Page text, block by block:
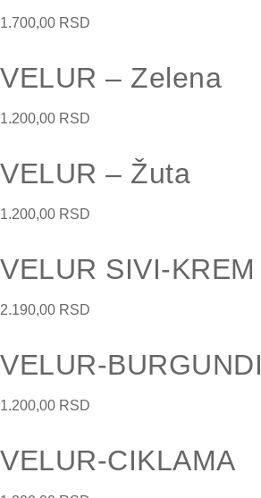
1.700,00 RSD
VELUR – Zelena
1.200,00 RSD
VELUR – Žuta
1.200,00 RSD
VELUR SIVI-KREM
2.190,00 RSD
VELUR-BURGUNDI
1.200,00 RSD
VELUR-CIKLAMA